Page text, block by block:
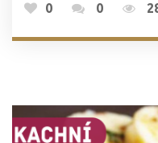
0 0